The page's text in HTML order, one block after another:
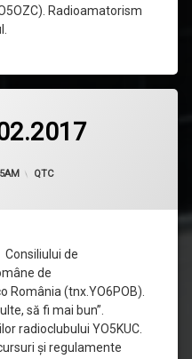
Radioamatorism
Categorii:
QTC
Consiliului de
de
România (tnx.YO6POB).
să fi mai bun”.
radioclubului YO5KUC.
şi regulamente